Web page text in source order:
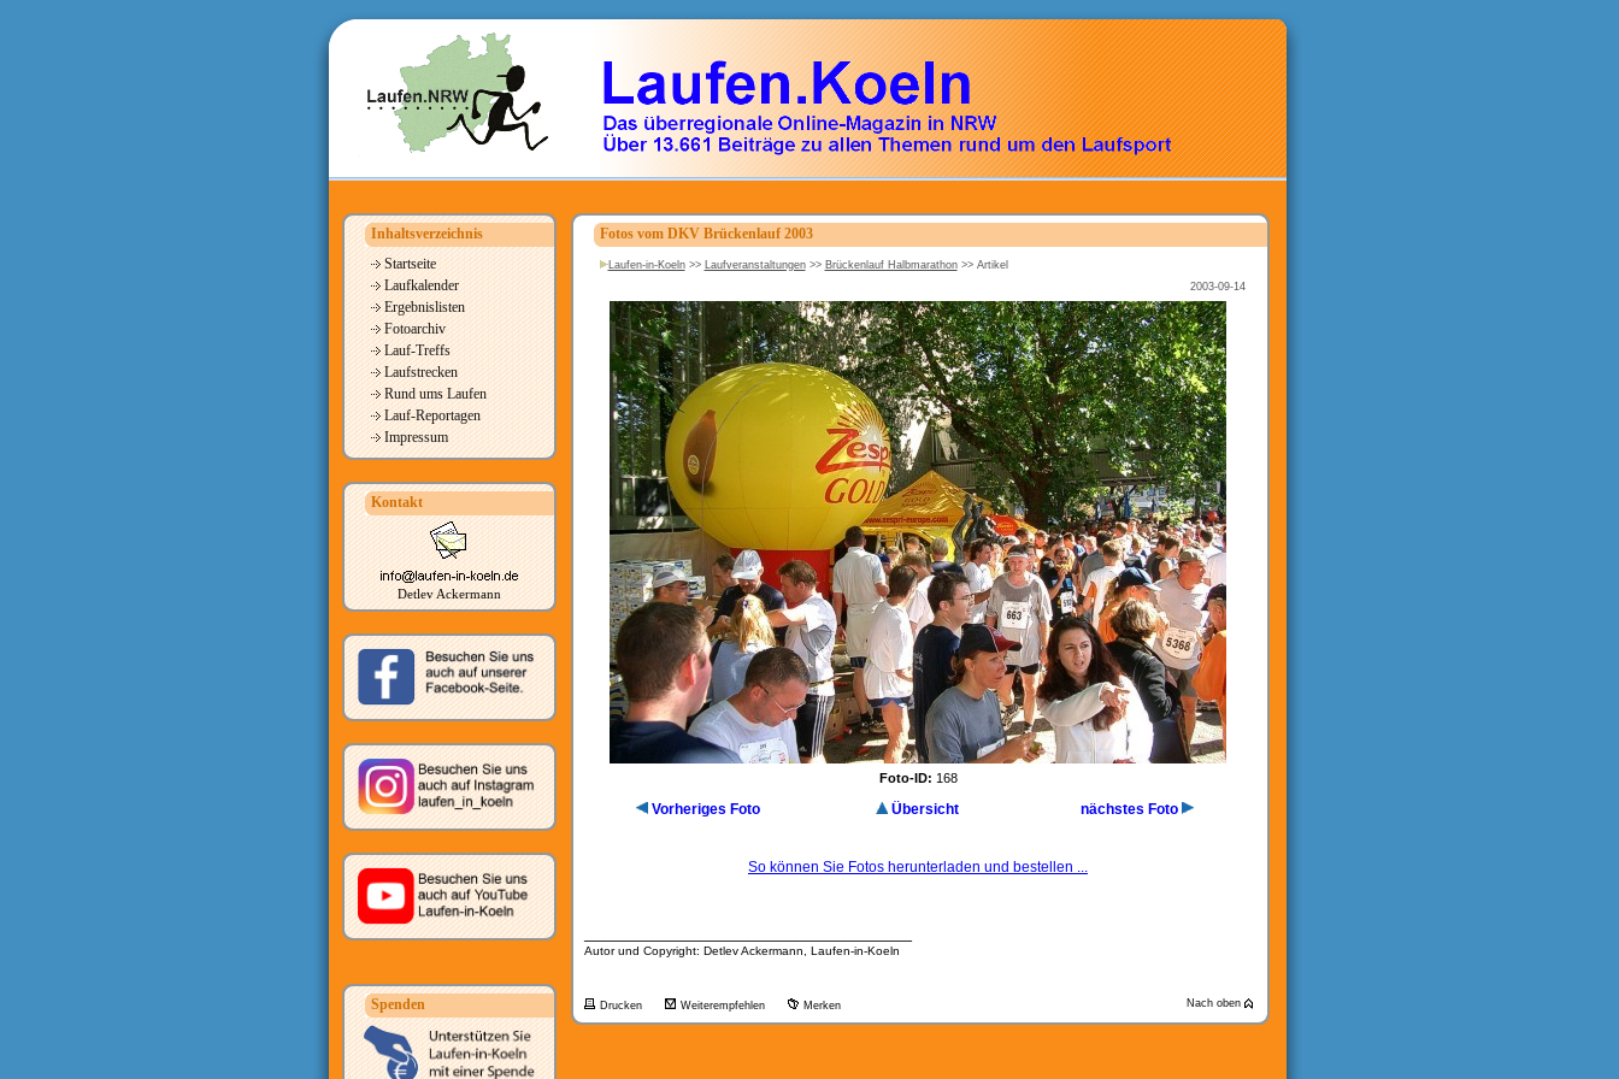
Inhaltsverzeichnis
Startseite
Laufkalender
Ergebnislisten
Fotoarchiv
Lauf-Treffs
Laufstrecken
Rund ums Laufen
Lauf-Reportagen
Impressum
Kontakt
Detlev Ackermann
Spenden
Fotos vom DKV Brückenlauf 2003
Laufen-in-Koeln>> Laufveranstaltungen>> Brückenlauf Halbmarathon>> Artikel
2003-09-14
Foto-ID: 168
Vorheriges Foto Übersicht nächstes Foto
So können Sie Fotos herunterladen und bestellen ...
Autor und Copyright: Detlev Ackermann, Laufen-in-Koeln
Drucken Weiterempfehlen Merken Nach oben